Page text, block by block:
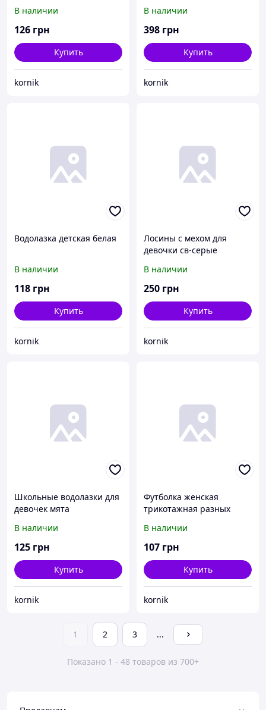
В наличии
126 грн
Купить
kornik
В наличии
398 грн
Купить
kornik
Водолазка детская белая
В наличии
118 грн
Купить
kornik
Лосины с мехом для
девочки св-серые
В наличии
250 грн
Купить
kornik
Школьные водолазки для
девочек мята
В наличии
125 грн
Купить
kornik
Футболка женская
трикотажная разных
В наличии
107 грн
Купить
kornik
1 2 3 ...
Показано 1 - 48 товаров из 700+